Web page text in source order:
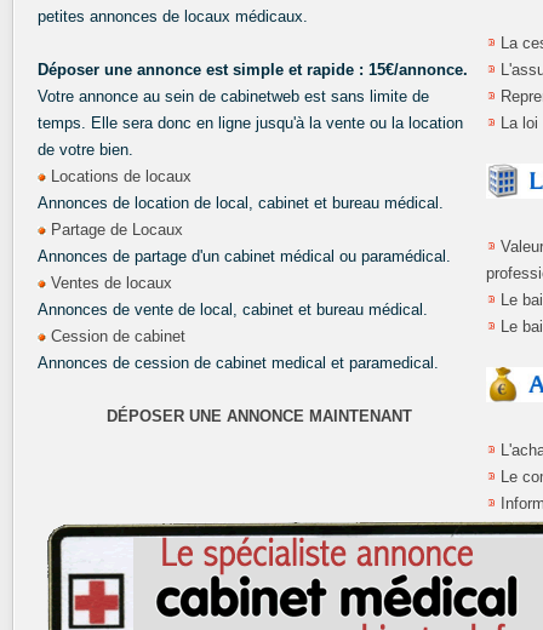
petites annonces de locaux médicaux.
Déposer une annonce est simple et rapide : 15€/annonce.
Votre annonce au sein de cabinetweb est sans limite de
temps. Elle sera donc en ligne jusqu'à la vente ou la location
de votre bien.
Locations de locaux
Annonces de location de local, cabinet et bureau médical.
Partage de Locaux
Annonces de partage d'un cabinet médical ou paramédical.
Ventes de locaux
Annonces de vente de local, cabinet et bureau médical.
Cession de cabinet
Annonces de cession de cabinet medical et paramedical.
DÉPOSER UNE ANNONCE MAINTENANT
La
La
Le
Le
Le